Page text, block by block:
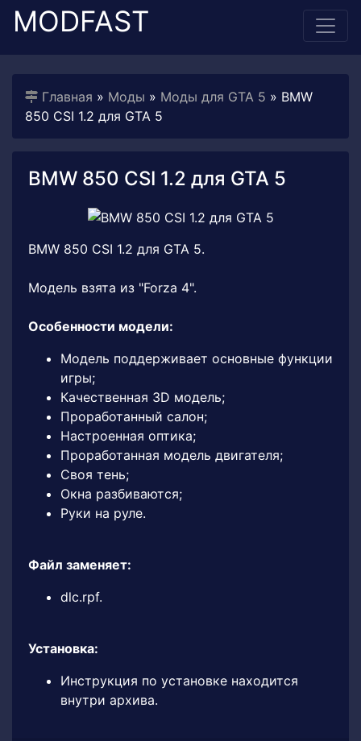
MODFAST
Главная » Моды » Моды для GTA 5 » BMW
850 CSI 1.2 для GTA 5
BMW 850 CSI 1.2 для GTA 5
BMW 850 CSI 1.2 для GTA 5.
Модель взята из "Forza 4".
Особенности модели:
Модель поддерживает основные функции
игры;
Качественная 3D модель;
Проработанный салон;
Настроенная оптика;
Проработанная модель двигателя;
Своя тень;
Окна разбиваются;
Руки на руле.
Файл заменяет:
dlc.rpf.
Установка:
Инструкция по установке находится
внутри архива.